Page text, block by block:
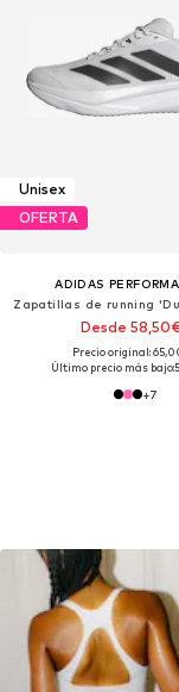
Unisex
OFERTA
ADIDAS
Zapatillas de running
Desde
Precio original:
Último precio más bajo:
+7